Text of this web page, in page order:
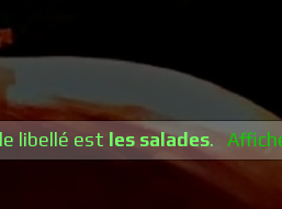
libellé est les salades.